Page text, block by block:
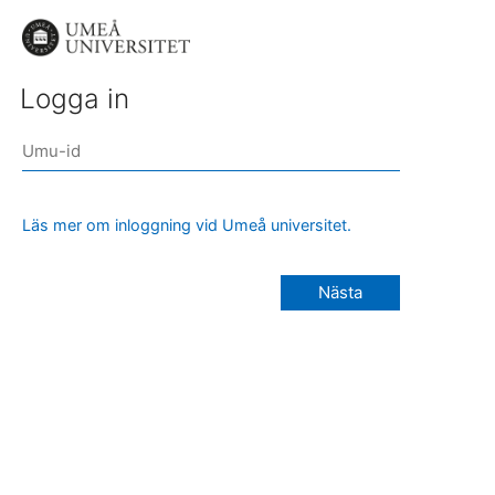
Logga in
Läs mer om inloggning vid Umeå universitet.
Nästa